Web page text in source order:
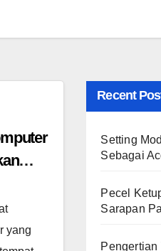
yang
Recent
Setting
Sebagai
Pecel
Sarapan